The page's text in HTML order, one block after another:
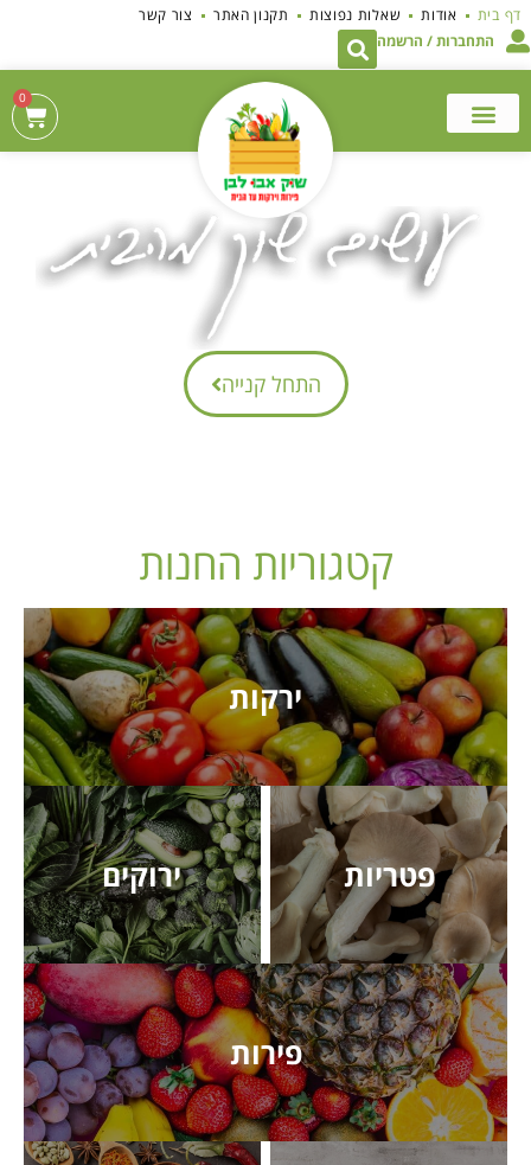
לתוכן
דף בית אודות שאלות נפוצות תקנון האתר
צור קשר
התחברות / הרשמה
0
התחל קנייה
קטגוריות החנות
ירקות
פטריות ירוקים
פירות